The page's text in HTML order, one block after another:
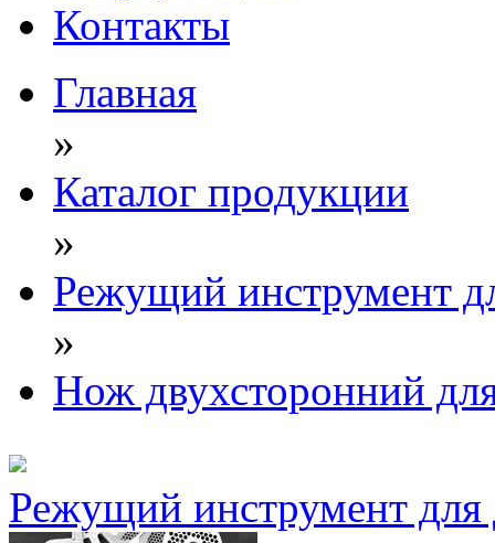
Контакты
Главная
»
Каталог продукции
»
Режущий инструмент
»
Нож двухсторонний
Режущий инструмент